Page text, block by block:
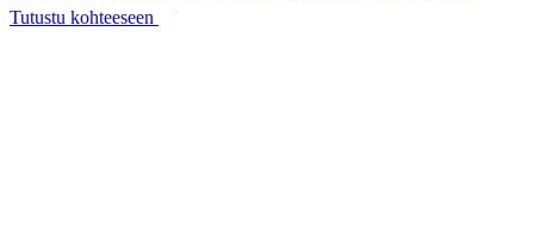
Tutustu kohteeseen